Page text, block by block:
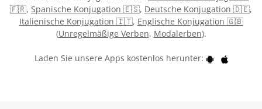
🇫🇷, Spanische Konjugation 🇪🇸, Deutsche Konjugation 🇩🇪,
Italienische Konjugation 🇮🇹, Englische Konjugation 🇬🇧
(Unregelmäßige Verben, Modalerben).
Laden Sie unsere Apps kostenlos herunter: